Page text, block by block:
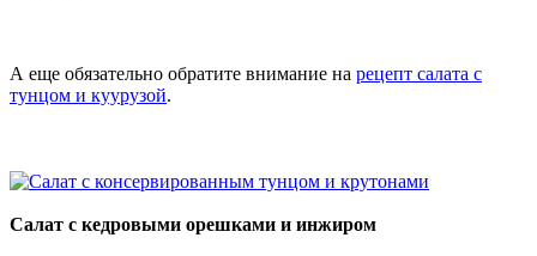
А еще обязательно обратите внимание на рецепт салата с
тунцом и куурузой.
Салат с кедровыми орешками и инжиром